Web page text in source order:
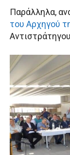
Παράλληλα,
του Αρχηγού